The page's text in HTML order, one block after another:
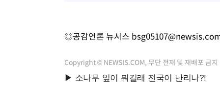
◎공감언론 뉴시스
Copyright © NEWSIS.COM, 무단 전재 및 재배포 금지